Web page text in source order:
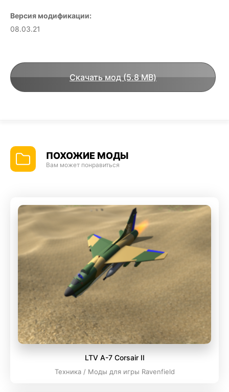
Версия модификации:
08.03.21
Скачать мод (5.8 MB)
ПОХОЖИЕ МОДЫ
Вам может понравиться
LTV A-7 Corsair II
Техника / Моды для игры Ravenfield